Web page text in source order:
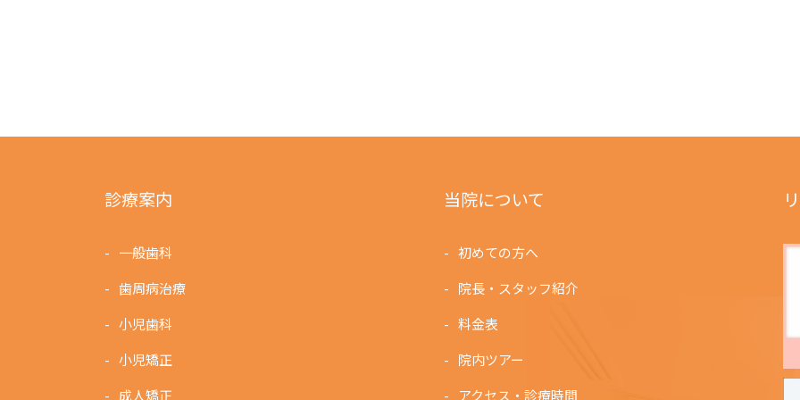
診療案内
一般歯科
歯周病治療
小児歯科
小児矯正
成人矯正
当院について
初めての方へ
院長・スタッフ紹介
料金表
院内ツアー
アクセス・診療時間